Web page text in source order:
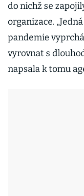
do nichž se
organizace.
pandemie
vyrovnat s
napsala k tomu